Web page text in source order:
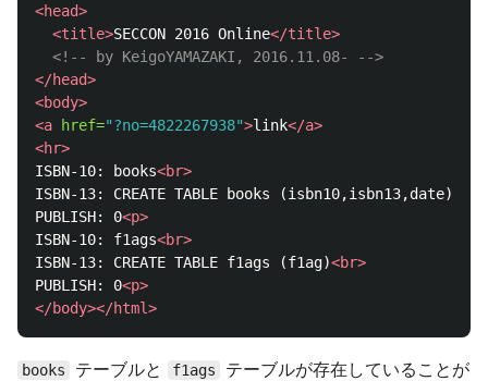
<head>
<title>SECCON 2016 Online</title>
<!-- by KeigoYAMAZAKI, 2016.11.08- -->
</head>
<body>
<a
href="?no=4822267938">link</a>
<hr>
ISBN-10: books<br>
ISBN-13: CREATE TABLE books (isbn10,isbn13,date)
PUBLISH: 0<p>
ISBN-10: f1ags<br>
ISBN-13: CREATE TABLE f1ags (f1ag)<br>
PUBLISH: 0<p>
</body></html>
books テーブルと f1ags
テーブルが存在していることが